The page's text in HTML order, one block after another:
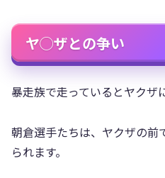
ヤ◯ザとの争い
暴走族で走っているとヤクザ
朝倉選手たちは、ヤクザの前
られます。